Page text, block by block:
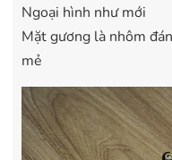
Ngoại hình như mới
Mặt gương là nhôm
mẻ